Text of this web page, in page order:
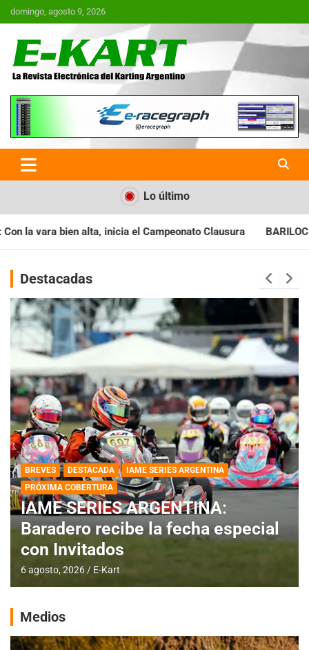
Saltar
al
domingo, agosto 9, 2026
E-Kart.com.ar | La Revista
Electrónica del Karting en
Argentina
Lo último
el Campeonato Clausura BARILOCHENSE: Preparan una
Destacadas
BREVES DESTACADA
IAME SERIES ARGENTINA
PRÓXIMA COBERTURA
IAME SERIES ARGENTINA:
Baradero recibe la fecha especial
con Invitados
6 agosto, 2026 E-Kart
Medios